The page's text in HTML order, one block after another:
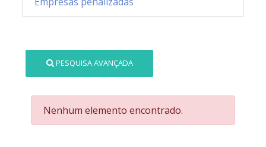
PESQUISA AVANÇADA
Nenhum elemento encontrado.